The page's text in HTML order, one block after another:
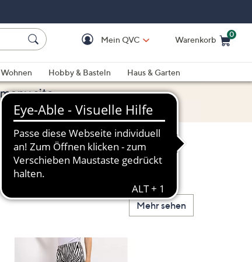
Mein QVC Warenkorb
0
Wohnen Hobby & Basteln
Haus & Garten
Mehr sehen